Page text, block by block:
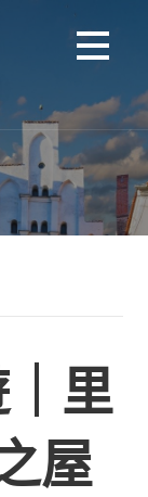
里
屋